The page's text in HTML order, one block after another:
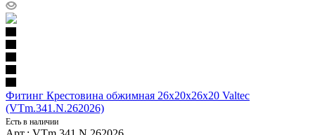
Фитинг Крестовина обжимная 26х20х26х20 Valtec
(VTm.341.N.262026)
Есть в наличии